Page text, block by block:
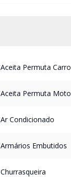
Aceita Permuta Carro
Aceita Permuta Moto
Ar Condicionado
Armários Embutidos
Churrasqueira